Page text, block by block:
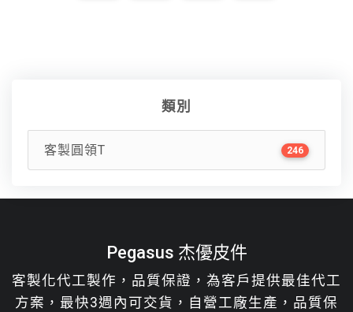
類別
客製圓領T 246
Pegasus 杰優皮件
客製化代工製作，品質保證，為客戶提供最佳代工
方案，最快3週內可交貨，自營工廠生產，品質保